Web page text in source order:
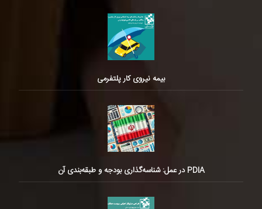
بیمه نیروی کار پلتفرمی
PDIA در عمل: شناسه‌گذاری بودجه و طبقه‌بندی آن